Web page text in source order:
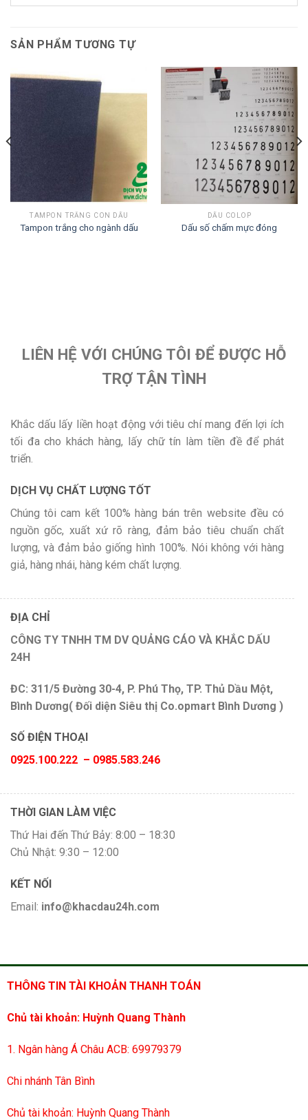
SẢN PHẨM TƯƠNG TỰ
TAMPON TRẮNG CON DẤU
Tampon trắng cho ngành dấu
DẤU COLOP
Dấu số chấm mực đóng
LIÊN HỆ VỚI CHÚNG TÔI ĐỂ ĐƯỢC HỖ
TRỢ TẬN TÌNH
Khắc dấu lấy liền hoạt động với tiêu chí mang đến lợi ích
tối đa cho khách hàng, lấy chữ tín làm tiền đề để phát
triển.
DỊCH VỤ CHẤT LƯỢNG TỐT
Chúng tôi cam kết 100% hàng bán trên website đều có
nguồn gốc, xuất xứ rõ ràng, đảm bảo tiêu chuẩn chất
lượng, và đảm bảo giống hình 100%. Nói không với hàng
giả, hàng nhái, hàng kém chất lượng.
ĐỊA CHỈ
CÔNG TY TNHH TM DV QUẢNG CÁO VÀ KHẮC DẤU
24H
ĐC: 311/5 Đường 30-4, P. Phú Thọ, TP. Thủ Dầu Một,
Bình Dương( Đối diện Siêu thị Co.opmart Bình Dương )
SỐ ĐIỆN THOẠI
0925.100.222 – 0985.583.246
THỜI GIAN LÀM VIỆC
Thứ Hai đến Thứ Bảy: 8:00 – 18:30
Chủ Nhật: 9:30 – 12:00
KẾT NỐI
Email: info@khacdau24h.com
THÔNG TIN TÀI KHOẢN THANH TOÁN
Chủ tài khoản: Huỳnh Quang Thành
1. Ngân hàng Á Châu ACB: 69979379
Chi nhánh Tân Bình
Chủ tài khoản: Huỳnh Quang Thành